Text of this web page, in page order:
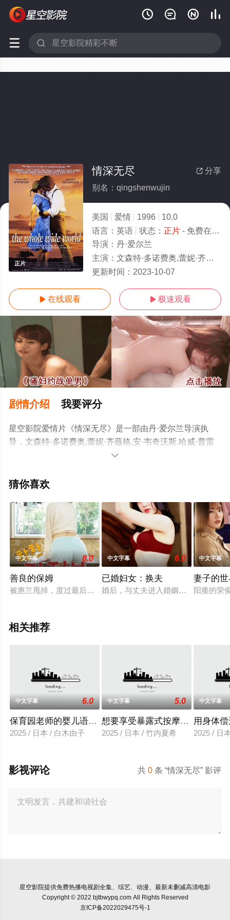
   
 
正片
 分享
情深无尽
别名：qingshenwujin
美国 爱情 1996
10.0
语言： 英语 状态： 正片- 免费在线观看
导演： 丹·爱尔兰
主演： 文森特·多诺费奥,蕾妮·齐薇格,安·韦奇沃斯,哈威·普雷斯内尔
更新时间： 2023-10-07
 在线观看  极速观看
剧情介绍 我要评分
星空影院爱情片《情深无尽》是一部由丹·爱尔兰导演执
导，文森特·多诺费奥,蕾妮·齐薇格,安·韦奇沃斯,哈威·普雷
斯内尔等演员精彩演绎的美国电影，手机免费观看高清无
至豆瓣电影、电视猫或剧情网等平台了解。

猜你喜欢
中文字幕 8.0
善良的保姆
被惠兰甩掉，度过最后一夜的尚宇带着不好的心情回家，久违
中文字幕 6.0
已婚妇女：换夫
婚后，与丈夫进入婚姻倦怠期的宣儿
中文字幕
妻子的
阳痿的荣
相关推荐
中文字幕 6.0
保育园老师的婴儿语让人超兴奋
2025 / 日本 / 白木由子
中文字幕 5.0
想要享受暴露式按摩的已婚女子
2025 / 日本 / 竹内夏希
中文字幕
用身体
2025 / 日
共0 条 “情深无尽” 影评
影视评论
星空影院提供免费热播电视剧全集、综艺、动漫、最新未删减高清电影
Copyright © 2022 bjtbwypq.com All Rights Reserved
京ICP备2022029475号-1